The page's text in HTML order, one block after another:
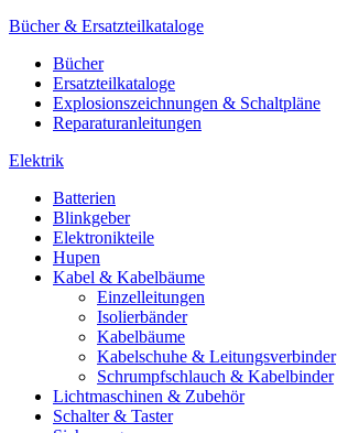
Bücher & Ersatzteilkataloge
Bücher
Ersatzteilkataloge
Explosionszeichnungen & Schaltpläne
Reparaturanleitungen
Elektrik
Batterien
Blinkgeber
Elektronikteile
Hupen
Kabel & Kabelbäume
Einzelleitungen
Isolierbänder
Kabelbäume
Kabelschuhe & Leitungsverbinder
Schrumpfschlauch & Kabelbinder
Lichtmaschinen & Zubehör
Schalter & Taster